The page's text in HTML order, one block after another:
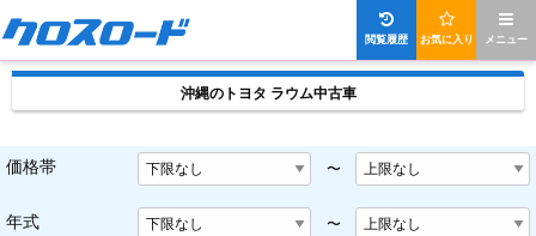
メニュー
お気に入り
閲覧履歴
沖縄のトヨタ ラウム中古車
価格帯 〜
年式 〜